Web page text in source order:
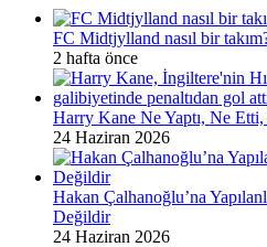
FC Midtjylland nasıl bir
2 hafta önce
Harry Kane Ne Yaptı, Ne Etti,
24 Haziran 2026
Hakan Çalhanoğlu’na
Değildir
24 Haziran 2026